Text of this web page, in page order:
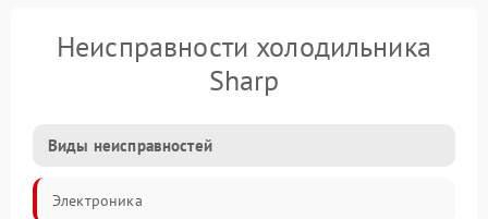
Неисправности холодильника
Sharp
Виды неисправностей
Электроника